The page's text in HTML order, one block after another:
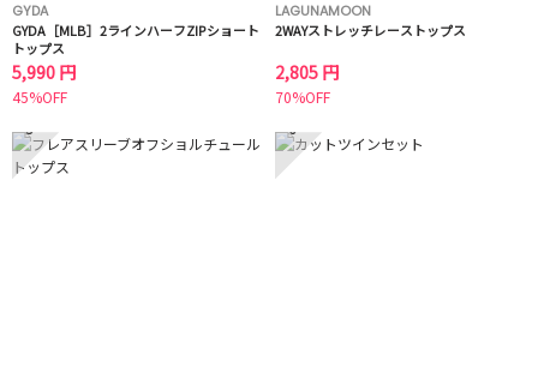
GYDA
GYDA［MLB］2ラインハーフZIPショート
トップス
5,990 円
45%OFF
LAGUNAMOON
2WAYストレッチレーストップス
2,805 円
70%OFF
5 6